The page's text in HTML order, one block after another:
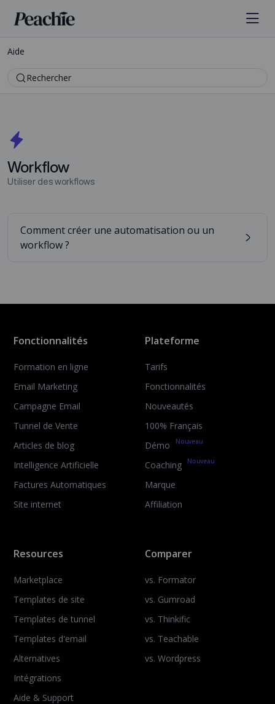
Aide
Rechercher
Workflow
Utiliser des workflows
Comment créer une automatisation ou un
workflow ?
Fonctionnalités
Formation en ligne
Email Marketing
Campagne Email
Tunnel de Vente
Articles de blog
Intelligence Artificielle
Factures Automatiques
Site internet
Plateforme
Tarifs
Fonctionnalités
Nouveautés
100% Français
Démo
Nouveau
Coaching Nouveau
Marque
Affiliation
Resources
Marketplace
Templates de site
Templates de tunnel
Templates d'email
Alternatives
Intégrations
Aide & Support
Comparer
vs. Formator
vs. Gumroad
vs. Thinkific
vs. Teachable
vs. Wordpress